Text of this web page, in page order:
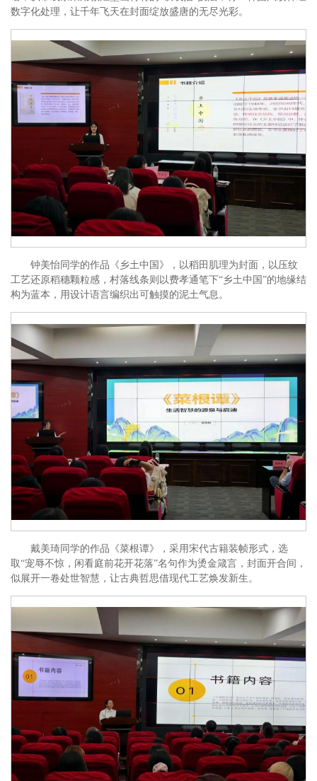
数字化处理，让千年飞天在封面绽放盛唐的无尽光彩。
钟美怡同学的作品《乡土中国》，以稻田肌理为封面，以压纹
工艺还原稻穗颗粒感，村落线条则以费孝通笔下“乡土中国”的地缘结
构为蓝本，用设计语言编织出可触摸的泥土气息。
戴美琦同学的作品《菜根谭》，采用宋代古籍装帧形式，选
取“宠辱不惊，闲看庭前花开花落”名句作为烫金箴言，封面开合间，
似展开一卷处世智慧，让古典哲思借现代工艺焕发新生。